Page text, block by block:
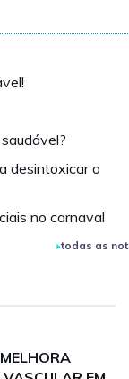
desintoxicar o
no carnaval
todas as